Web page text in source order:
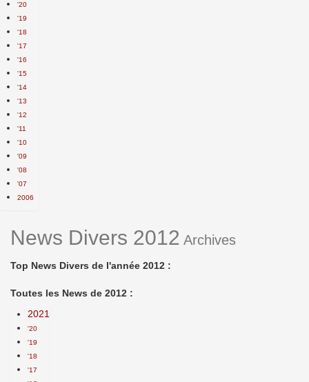
'20
'19
'18
'17
'16
'15
'14
'13
'12
'11
'10
'09
'08
'07
2006
News Divers 2012 Archives
Top News Divers de l'année 2012 :
Toutes les News de 2012 :
2021
'20
'19
'18
'17